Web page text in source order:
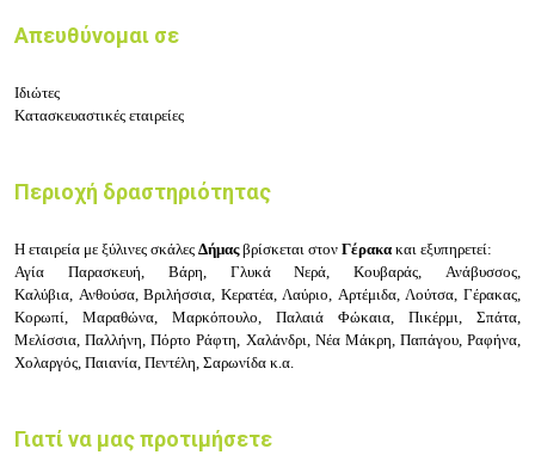
Απευθύνομαι σε
Ιδιώτες
Κατασκευαστικές εταιρείες
Περιοχή δραστηριότητας
Η εταιρεία με ξύλινες σκάλες Δήμαςβρίσκεται στον Γέρακα και εξυπηρετεί:
Αγία Παρασκευή
Βάρη Γλυκά Νερά ,Κουβαράς Ανάβυσσος
Καλύβια Ανθούσα,Βριλήσσια Κερατέα, Λαύριο Αρτέμιδα, Λούτσα ,Γέρακας
Κορωπί
Μαραθώνα, Μαρκόπουλο Παλαιά Φώκαια Πικέρμι Σπάτα
Μελίσσια ,Παλλήνη ,Πόρτο Ράφτη Χαλάνδρι Νέα Μάκρη Παπάγου, Ραφήνα
Χολαργός Παιανία Πεντέλη Σαρωνίδα κ.α.
Γιατί να μας προτιμήσετε